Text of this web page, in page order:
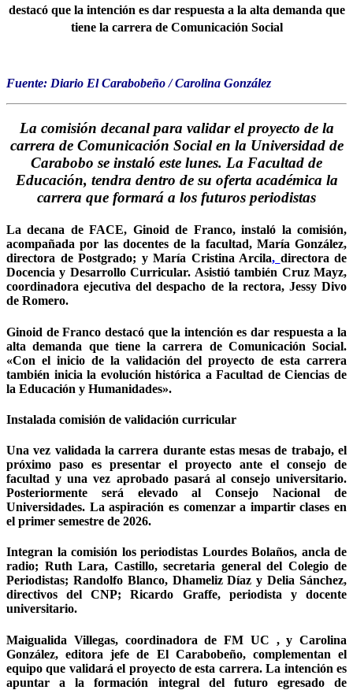
destacó que la intención es dar respuesta a la alta demanda que
tiene la carrera de Comunicación Social
Fuente: Diario El Carabobeño / Carolina González
La comisión decanal para validar el proyecto de la
carrera de Comunicación Social en la Universidad de
Carabobo se instaló este lunes. La Facultad de
Educación, tendra dentro de su oferta académica la
carrera que formará a los futuros periodistas
La decana de FACE, Ginoid de Franco, instaló la comisión,
acompañada por las docentes de la facultad, María González,
directora de Postgrado; y María Cristina Arcila, directora de
Docencia y Desarrollo Curricular. Asistió también Cruz Mayz,
coordinadora ejecutiva del despacho de la rectora, Jessy Divo
de Romero.
Ginoid de Franco destacó que la intención es dar respuesta a la
alta demanda que tiene la carrera de Comunicación Social.
«Con el inicio de la validación del proyecto de esta carrera
también inicia la evolución histórica a Facultad de Ciencias de
la Educación y Humanidades».
Instalada comisión de validación curricular
Una vez validada la carrera durante estas mesas de trabajo, el
próximo paso es presentar el proyecto ante el consejo de
facultad y una vez aprobado pasará al consejo universitario.
Posteriormente será elevado al Consejo Nacional de
Universidades. La aspiración es comenzar a impartir clases en
el primer semestre de 2026.
Integran la comisión los periodistas Lourdes Bolaños, ancla de
radio; Ruth Lara, Castillo, secretaria general del Colegio de
Periodistas; Randolfo Blanco, Dhameliz Díaz y Delia Sánchez,
directivos del CNP; Ricardo Graffe, periodista y docente
universitario.
Maigualida Villegas, coordinadora de FM UC , y Carolina
González, editora jefe de El Carabobeño, complementan el
equipo que validará el proyecto de esta carrera. La intención es
apuntar a la formación integral del futuro egresado de